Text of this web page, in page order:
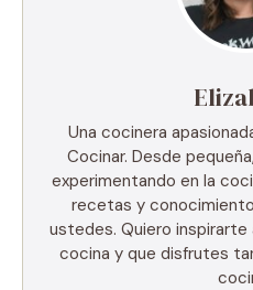
Una cocinera
Cocinar. Desde
experimentando en la
recetas y
ustedes. Quiero inspirarte
cocina y que disfrutes